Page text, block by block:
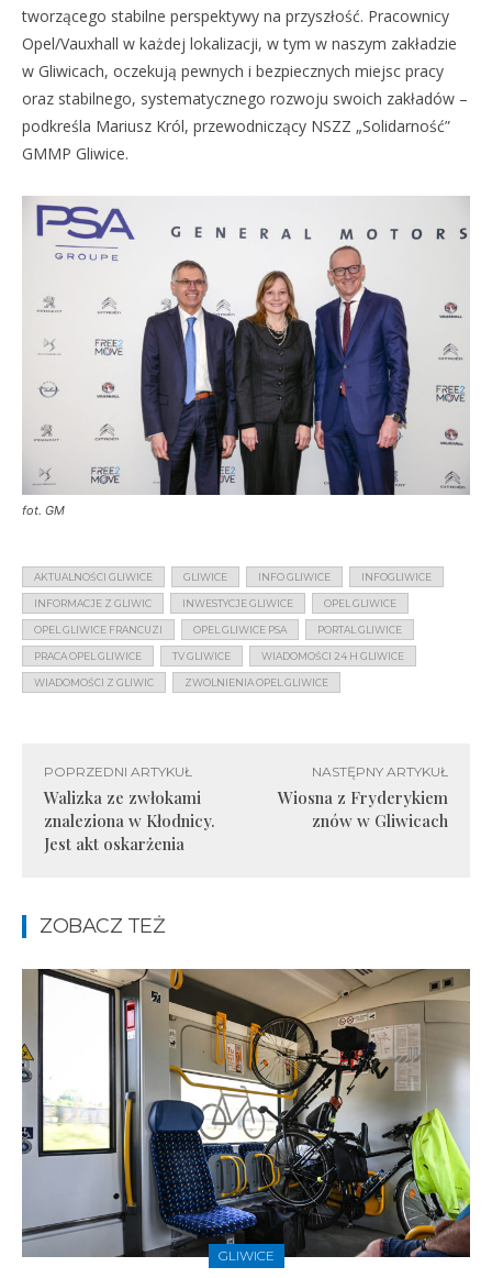
tworzącego stabilne perspektywy na przyszłość. Pracownicy
Opel/Vauxhall w każdej lokalizacji, w tym w naszym zakładzie
w Gliwicach, oczekują pewnych i bezpiecznych miejsc pracy
oraz stabilnego, systematycznego rozwoju swoich zakładów –
podkreśla Mariusz Król, przewodniczący NSZZ „Solidarność”
GMMP Gliwice.
fot. GM
AKTUALNOŚCI GLIWICE GLIWICE INFO GLIWICE INFOGLIWICE
INFORMACJE Z GLIWIC INWESTYCJE GLIWICE OPEL GLIWICE
OPEL GLIWICE FRANCUZI OPEL GLIWICE PSA PORTAL GLIWICE
PRACA OPEL GLIWICE TV GLIWICE WIADOMOŚCI 24 H GLIWICE
WIADOMOŚCI Z GLIWIC ZWOLNIENIA OPEL GLIWICE
POPRZEDNI ARTYKUŁ
Walizka ze zwłokami
znaleziona w Kłodnicy.
Jest akt oskarżenia
NASTĘPNY ARTYKUŁ
Wiosna z Fryderykiem
znów w Gliwicach
ZOBACZ TEŻ
GLIWICE